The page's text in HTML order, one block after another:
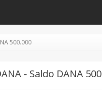
500.000
- Saldo DANA